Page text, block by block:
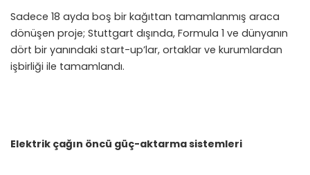
Sadece 18 ayda boş bir kağıttan tamamlanmış araca
dönüşen proje; Stuttgart dışında, Formula 1 ve dünyanın
dört bir yanındaki start-up’lar, ortaklar ve kurumlardan
işbirliği ile tamamlandı.
Elektrik çağın öncü güç-aktarma sistemleri